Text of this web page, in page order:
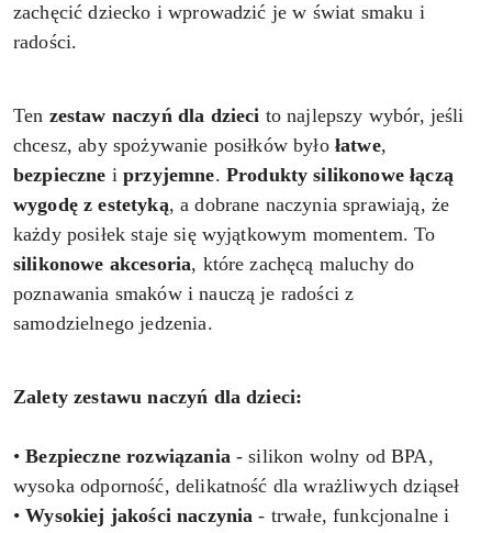
zachęcić dziecko i wprowadzić je w świat smaku i
radości.
Ten zestaw naczyń dla dzieci to najlepszy wybór, jeśli
chcesz, aby spożywanie posiłków było łatwe,
bezpieczne iprzyjemne. Produkty silikonowe łączą
wygodę z estetyką, a dobrane naczynia sprawiają, że
każdy posiłek staje się wyjątkowym momentem. To
silikonowe akcesoria, które zachęcą maluchy do
poznawania smaków i nauczą je radości z
samodzielnego jedzenia.
Zalety zestawu naczyń dla dzieci:
•Bezpieczne rozwiązania- silikon wolny od BPA,
wysoka odporność, delikatność dla wrażliwych dziąseł
•Wysokiej jakości naczynia - trwałe, funkcjonalne i